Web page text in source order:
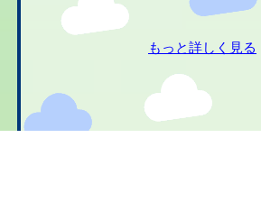
もっと詳しく見る